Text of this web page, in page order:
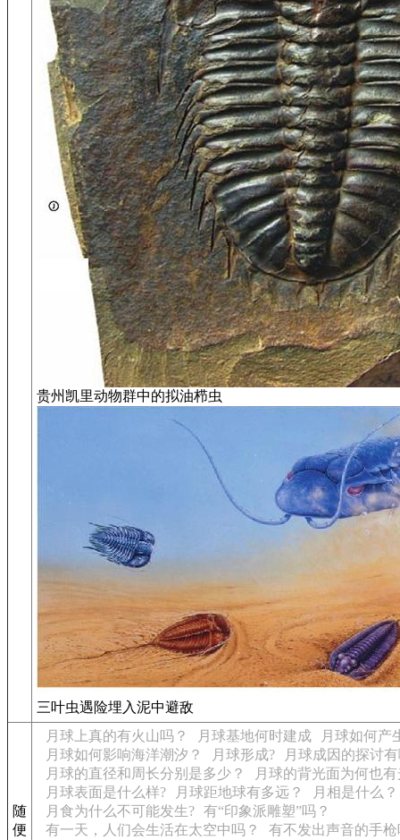
贵州凯里动物群中的拟油栉虫
三叶虫遇险埋入泥中避敌
随
便
月球上真的有火山吗？ 月球基地何时建成
月球如何产
月球如何影响海洋潮汐？
月球形成?
月球成因的探讨
月球的直径和周长分别是多少？
月球的背光面为何也有
月球表面是什么样?
月球距地球有多远？
月相是什么？
月食为什么不可能发生? 有“印象派雕塑”吗？
有一天，人们会生活在太空中吗？
有不发出声音的手枪